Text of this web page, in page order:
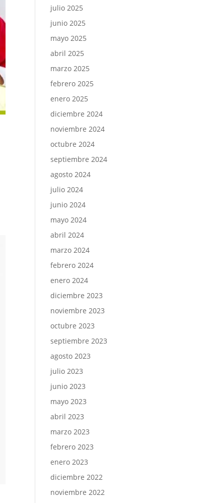
julio 2025
junio 2025
mayo 2025
abril 2025
marzo 2025
febrero 2025
enero 2025
diciembre 2024
noviembre 2024
octubre 2024
septiembre 2024
agosto 2024
julio 2024
junio 2024
mayo 2024
abril 2024
marzo 2024
febrero 2024
enero 2024
diciembre 2023
noviembre 2023
octubre 2023
septiembre 2023
agosto 2023
julio 2023
junio 2023
mayo 2023
abril 2023
marzo 2023
febrero 2023
enero 2023
diciembre 2022
noviembre 2022